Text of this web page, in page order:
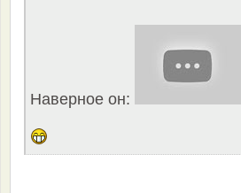
Наверное он: